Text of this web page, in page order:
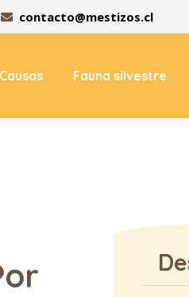
contacto@mestizos.cl
Causas Fauna silvestre